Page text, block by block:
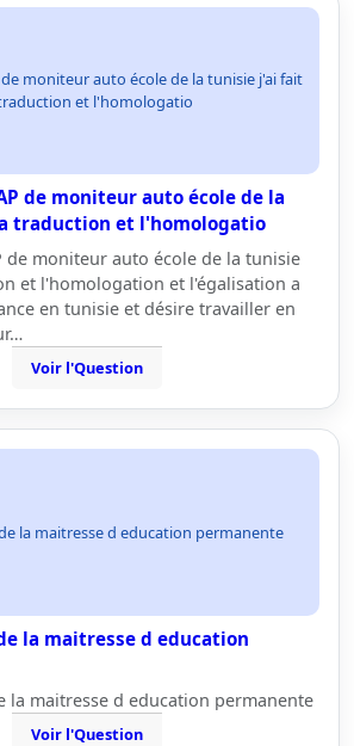
de moniteur auto école de la tunisie j'ai fait
et l'homologatio
de moniteur auto école de la
traduction et l'homologatio
de moniteur auto école de la tunisie
et l'homologation et l'égalisation a
en tunisie et désire travailler en
Voir l'Question
la maitresse d education permanente
la maitresse d education
la maitresse d education permanente
Voir l'Question